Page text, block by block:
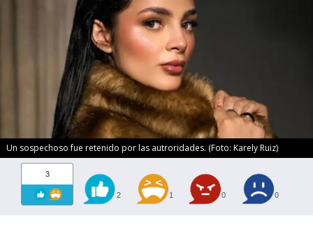
Un sospechoso fue retenido por las autroridades. (Foto: Karely Ruiz)
3
2 1 0 0